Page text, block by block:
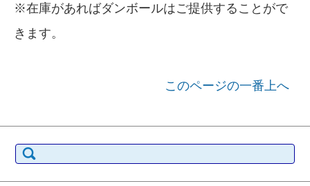
※在庫があればダンボールはご提供することがで
きます。
このページの一番上へ
検索: